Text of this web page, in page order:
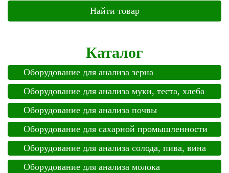
Каталог
Оборудование для анализа зерна
Оборудование для анализа муки, теста, хлеба
Оборудование для анализа почвы
Оборудование для сахарной промышленности
Оборудование для анализа солода, пива, вина
Оборудование для анализа молока